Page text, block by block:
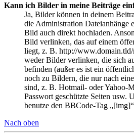
Kann ich Bilder in meine Beiträge
Ja, Bilder können in deinem
die Administration Dateianhänge
Bild auch direkt hochladen.
Bild verlinken, das auf einem
liegt, z. B. http://
weder Bilder verlinken, die sich
befinden (außer es ist ein
noch zu Bildern, die nur nach
sind, z. B. Hotmail- oder Yahoo-
Passwort geschützte Seiten usw.
benutze den BBCode-Tag
Nach oben